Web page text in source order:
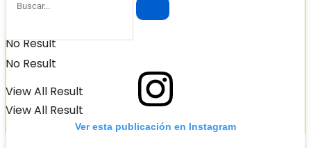
No Result
View All Result
No Result
View All Result
Ver esta publicación en Instagram